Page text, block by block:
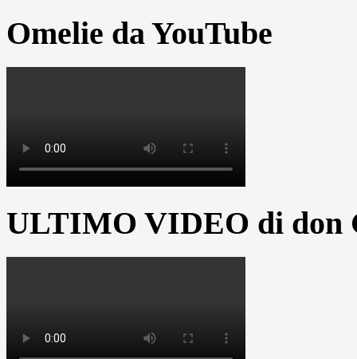
Omelie da YouTube
ULTIMO VIDEO di don